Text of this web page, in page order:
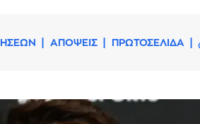
ΑΠΟΨΕΙΣ ΠΡΩΤΟΣΕΛΙΔΑ